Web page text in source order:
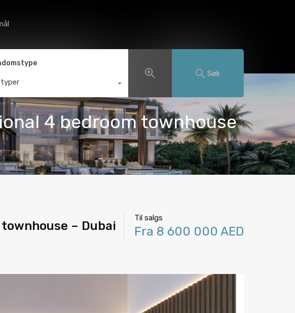
typer
Søk
4 bedroom townhouse
– Dubai
Til salgs
Fra 8 600 000 AED